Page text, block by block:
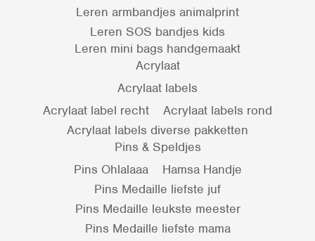
Leren armbandjes animalprint
Leren SOS bandjes kids
Leren mini bags handgemaakt
Acrylaat
Acrylaat labels
Acrylaat label recht
Acrylaat labels rond
Acrylaat labels diverse pakketten
Pins & Speldjes
Pins Ohlalaaa
Hamsa Handje
Pins Medaille liefste juf
Pins Medaille leukste meester
Pins Medaille liefste mama